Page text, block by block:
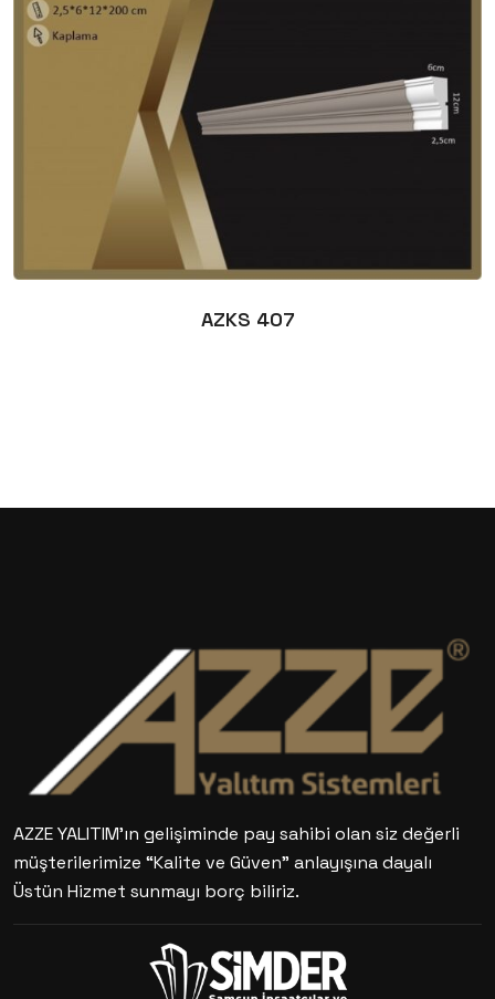
AZKS 407
AZZE YALITIM’ın gelişiminde pay sahibi olan siz değerli
müşterilerimize “Kalite ve Güven” anlayışına dayalı
Üstün Hizmet sunmayı borç biliriz.